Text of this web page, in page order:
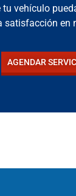
vehículo
satisfacción en
AGENDAR